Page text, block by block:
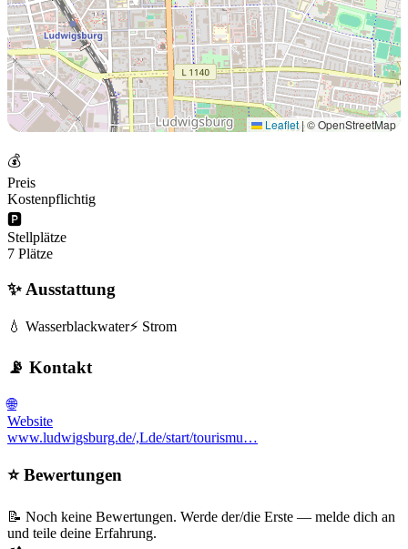
Leaflet|© OpenStreetMap
💰
Preis
Kostenpflichtig
🅿️
Stellplätze
7 Plätze
✨ Ausstattung
💧 Wasserblackwater⚡ Strom
📡 Kontakt
🌐
Website
www.ludwigsburg.de/,Lde/start/tourismu…
⭐ Bewertungen
📝 Noch keine Bewertungen. Werde der/die Erste — melde dich an
und teile deine Erfahrung.